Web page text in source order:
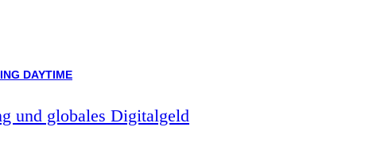
und globales Digitalgeld